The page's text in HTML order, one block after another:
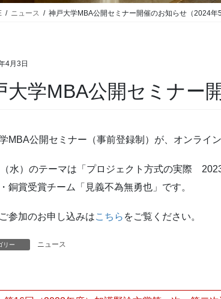
ニュース 神戸大学MBA公開セミナー開催のお知らせ（2024年
4月3日
大学MBA公開セミナー
MBA公開セミナー（事前登録制）が、オンライ
水）のテーマは「プロジェクト方式の実際
銅賞受賞チーム「見義不為無勇也」です。
参加のお申し込みはこちら をご覧ください。
リー ニュース